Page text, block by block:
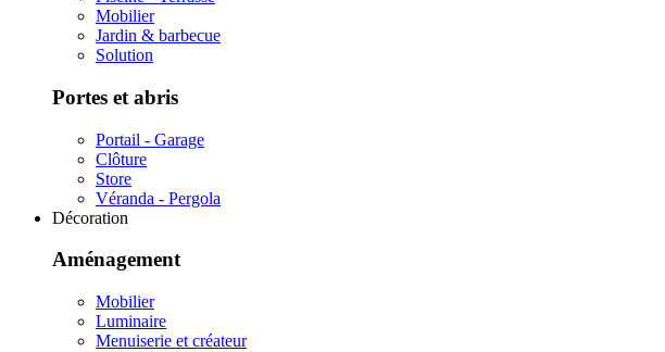
Mobilier
Jardin & barbecue
Solution
Portes et abris
Portail - Garage
Clôture
Store
Véranda - Pergola
Décoration
Aménagement
Mobilier
Luminaire
Menuiserie et créateur